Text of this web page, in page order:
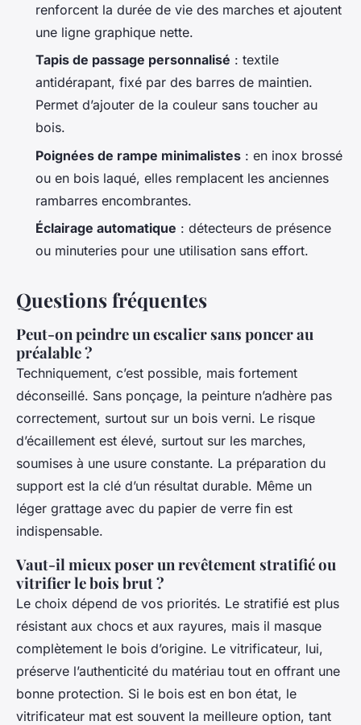
renforcent la durée de vie des marches et ajoutent
une ligne graphique nette.
Tapis de passage personnalisé : textile
antidérapant, fixé par des barres de maintien.
Permet d’ajouter de la couleur sans toucher au
bois.
Poignées de rampe minimalistes : en inox brossé
ou en bois laqué, elles remplacent les anciennes
rambarres encombrantes.
Éclairage automatique : détecteurs de présence
ou minuteries pour une utilisation sans effort.
Questions fréquentes
Peut-on peindre un escalier sans poncer au
préalable ?
Techniquement, c’est possible, mais fortement
déconseillé. Sans ponçage, la peinture n’adhère pas
correctement, surtout sur un bois verni. Le risque
d’écaillement est élevé, surtout sur les marches,
soumises à une usure constante. La préparation du
support est la clé d’un résultat durable. Même un
léger grattage avec du papier de verre fin est
indispensable.
Vaut-il mieux poser un revêtement stratifié ou
vitrifier le bois brut ?
Le choix dépend de vos priorités. Le stratifié est plus
résistant aux chocs et aux rayures, mais il masque
complètement le bois d’origine. Le vitrificateur, lui,
préserve l’authenticité du matériau tout en offrant une
bonne protection. Si le bois est en bon état, le
vitrificateur mat est souvent la meilleure option, tant